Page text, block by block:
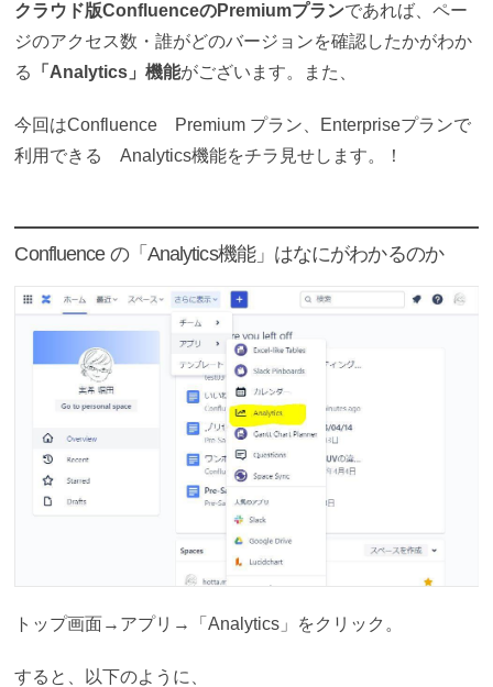
クラウド版ConfluenceのPremiumプランであれば、ペー
ジのアクセス数・誰がどのバージョンを確認したかがわか
る
「Analytics」機能がございます。また、
今回はConfluence Premium プラン、Enterpriseプランで
利用できる Analytics機能をチラ見せします。！
Confluence の「Analytics機能」はなにがわかるのか
トップ画面→アプリ→「Analytics」をクリック。
すると、以下のように、